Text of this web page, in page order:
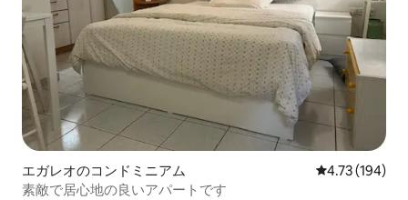
エガレオのコンドミニアム レビュー194
4.73 (194)
素敵で居心地の良いアパートです